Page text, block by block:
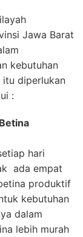
Jawa Barat
kebutuhan
itu diperlukan
:
hari
ada empat
produktif
kebutuhan
dalam
lebih murah